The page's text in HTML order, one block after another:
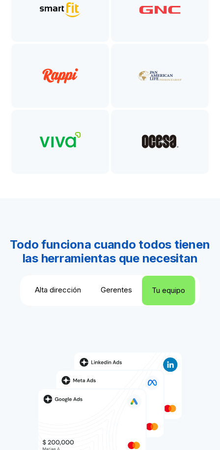
Todo funciona cuando todos tienen
las herramientas que necesitan
Alta dirección Gerentes Tu equipo